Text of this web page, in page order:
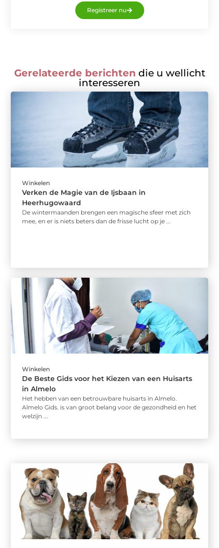
Registreer nu
Gerelateerde berichten die u wellicht
interesseren
Winkelen
Verken de Magie van de Ijsbaan in
Heerhugowaard
De wintermaanden brengen een magische sfeer met zich
mee, en er is niets beters dan de frisse lucht op je ...
Winkelen
De Beste Gids voor het Kiezen van een Huisarts
in Almelo
Het hebben van een betrouwbare huisarts in Almelo.
Almelo Gids. is van groot belang voor de gezondheid en het
welzijn ...